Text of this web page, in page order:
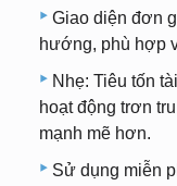
Giao diện đơn
hướng, phù hợp
Nhẹ: Tiêu tốn
hoạt động trơn
mạnh mẽ hơn.
Sử dụng miễn